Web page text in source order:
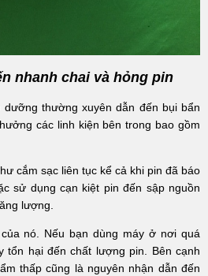
nhanh chai và hỏng pin
thường xuyên dẫn đến bụi bẩn
các linh kiện bên trong bao gồm
cắm sạc liên tục kể cả khi pin đã báo
sử dụng cạn kiệt pin đến sập nguồn
lượng.
nó. Nếu bạn dùng máy ở nơi quá
tổn hại đến chất lượng pin. Bên cạnh
thấp cũng là nguyên nhận dẫn đến